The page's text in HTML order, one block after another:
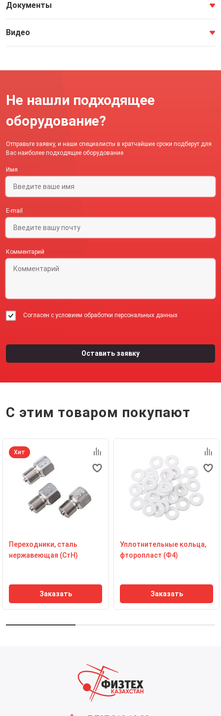
Документы
Видео
Не нашли подходящее
оборудование?
Отправьте заявку, и наши специалисты в кратчайшие сроки подберут для
Вас наиболее подходящее оборудование
Имя
E-mail
Комментарий
Согласен с условием обработки персональных данных
С этим товаром покупают
Хит
Переходники, сталь
нержавеющая (СтН)
Заказать
Уплотнительные кольца,
фторопласт (Ф4)
Заказать